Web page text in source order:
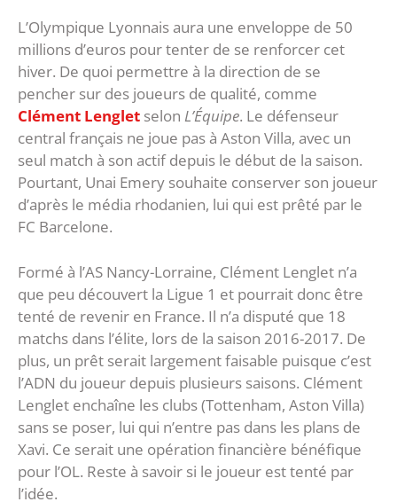
L’Olympique Lyonnais aura une enveloppe de 50
millions d’euros pour tenter de se renforcer cet
hiver. De quoi permettre à la direction de se
pencher sur des joueurs de qualité, comme
Clément Lenglet selon L’Équipe. Le défenseur
central français ne joue pas à Aston Villa, avec un
seul match à son actif depuis le début de la saison.
Pourtant, Unai Emery souhaite conserver son joueur
d’après le média rhodanien, lui qui est prêté par le
FC Barcelone.
Formé à l’AS Nancy-Lorraine, Clément Lenglet n’a
que peu découvert la Ligue 1 et pourrait donc être
tenté de revenir en France. Il n’a disputé que 18
matchs dans l’élite, lors de la saison 2016-2017. De
plus, un prêt serait largement faisable puisque c’est
l’ADN du joueur depuis plusieurs saisons. Clément
Lenglet enchaîne les clubs (Tottenham, Aston Villa)
sans se poser, lui qui n’entre pas dans les plans de
Xavi. Ce serait une opération financière bénéfique
pour l’OL. Reste à savoir si le joueur est tenté par
l’idée.